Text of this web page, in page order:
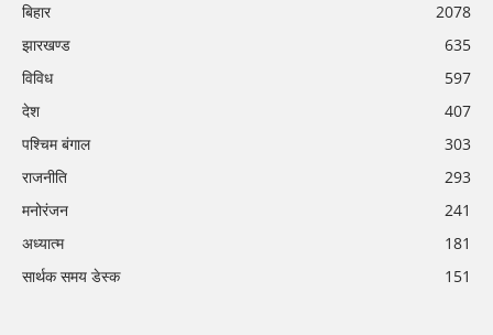
बिहार
2078
झारखण्ड
635
विविध
597
देश
407
पश्चिम बंगाल
303
राजनीति
293
मनोरंजन
241
अध्यात्म
181
सार्थक समय डेस्क
151